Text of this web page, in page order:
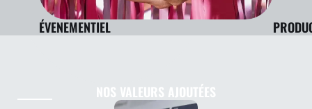
ÉVENEMENTIEL
NOS VALEURS AJOUTÉES